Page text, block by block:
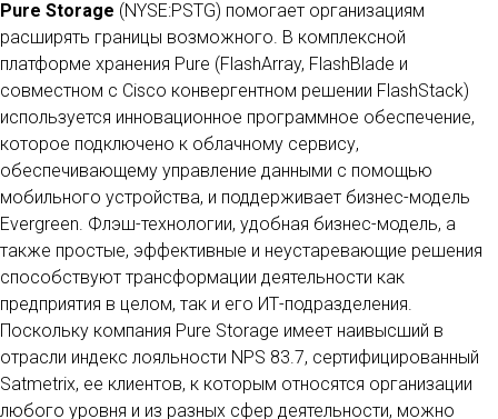
Pure Storage (NYSE:PSTG) помогает организациям
расширять границы возможного. В комплексной
платформе хранения Pure (FlashArray, FlashBlade и
совместном с Cisco конвергентном решении FlashStack)
используется инновационное программное обеспечение,
которое подключено к облачному сервису,
обеспечивающему управление данными с помощью
мобильного устройства, и поддерживает бизнес-модель
Evergreen. Флэш-технологии, удобная бизнес-модель, а
также простые, эффективные и неустаревающие решения
способствуют трансформации деятельности как
предприятия в целом, так и его ИТ-подразделения.
Поскольку компания Pure Storage имеет наивысший в
отрасли индекс лояльности NPS 83.7, сертифицированный
Satmetrix, ее клиентов, к которым относятся организации
любого уровня и из разных сфер деятельности, можно